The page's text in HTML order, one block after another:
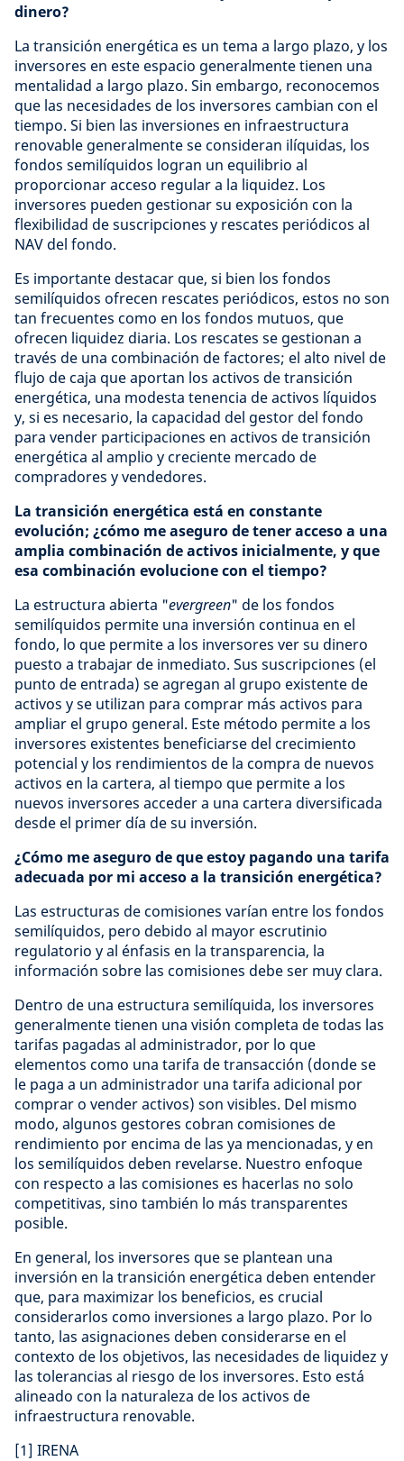
dinero?
La transición energética es un tema a largo plazo, y los
inversores en este espacio generalmente tienen una
mentalidad a largo plazo. Sin embargo, reconocemos
que las necesidades de los inversores cambian con el
tiempo. Si bien las inversiones en infraestructura
renovable generalmente se consideran ilíquidas, los
fondos semilíquidos logran un equilibrio al
proporcionar acceso regular a la liquidez. Los
inversores pueden gestionar su exposición con la
flexibilidad de suscripciones y rescates periódicos al
NAV del fondo.
Es importante destacar que, si bien los fondos
semilíquidos ofrecen rescates periódicos, estos no son
tan frecuentes como en los fondos mutuos, que
ofrecen liquidez diaria. Los rescates se gestionan a
través de una combinación de factores; el alto nivel de
flujo de caja que aportan los activos de transición
energética, una modesta tenencia de activos líquidos
y, si es necesario, la capacidad del gestor del fondo
para vender participaciones en activos de transición
energética al amplio y creciente mercado de
compradores y vendedores.
La transición energética está en constante
evolución; ¿cómo me aseguro de tener acceso a una
amplia combinación de activos inicialmente, y que
esa combinación evolucione con el tiempo?
La estructura abierta "evergreen" de los fondos
semilíquidos permite una inversión continua en el
fondo, lo que permite a los inversores ver su dinero
puesto a trabajar de inmediato. Sus suscripciones (el
punto de entrada) se agregan al grupo existente de
activos y se utilizan para comprar más activos para
ampliar el grupo general. Este método permite a los
inversores existentes beneficiarse del crecimiento
potencial y los rendimientos de la compra de nuevos
activos en la cartera, al tiempo que permite a los
nuevos inversores acceder a una cartera diversificada
desde el primer día de su inversión.
¿Cómo me aseguro de que estoy pagando una tarifa
adecuada por mi acceso a la transición energética?
Las estructuras de comisiones varían entre los fondos
semilíquidos, pero debido al mayor escrutinio
regulatorio y al énfasis en la transparencia, la
información sobre las comisiones debe ser muy clara.
Dentro de una estructura semilíquida, los inversores
generalmente tienen una visión completa de todas las
tarifas pagadas al administrador, por lo que
elementos como una tarifa de transacción (donde se
le paga a un administrador una tarifa adicional por
comprar o vender activos) son visibles. Del mismo
modo, algunos gestores cobran comisiones de
rendimiento por encima de las ya mencionadas, y en
los semilíquidos deben revelarse. Nuestro enfoque
con respecto a las comisiones es hacerlas no solo
competitivas, sino también lo más transparentes
posible.
En general, los inversores que se plantean una
inversión en la transición energética deben entender
que, para maximizar los beneficios, es crucial
considerarlos como inversiones a largo plazo. Por lo
tanto, las asignaciones deben considerarse en el
contexto de los objetivos, las necesidades de liquidez y
las tolerancias al riesgo de los inversores. Esto está
alineado con la naturaleza de los activos de
infraestructura renovable.
[1] IRENA